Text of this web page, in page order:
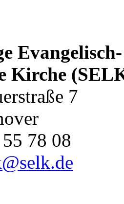
Evangelisch-
Kirche
7
78 08